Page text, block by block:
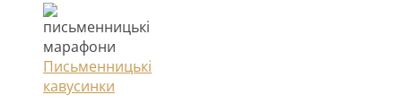
Письменницькі
кавусинки